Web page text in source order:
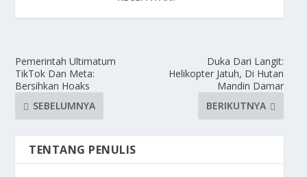
Pemerintah Ultimatum
TikTok Dan Meta:
Bersihkan Hoaks
SEBELUMNYA
Duka Dari Langit:
Helikopter Jatuh, Di Hutan
Mandin Damar
BERIKUTNYA
TENTANG PENULIS